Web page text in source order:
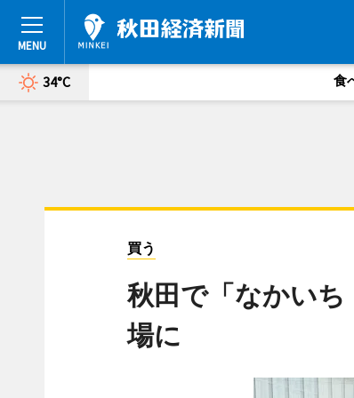
34°C 食
買う
秋田で「なかい
場に